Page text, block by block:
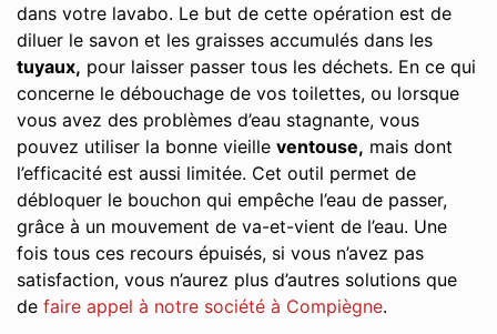
dans votre lavabo. Le but de cette opération est de
diluer le savon et les graisses accumulés dans les
tuyaux, pour laisser passer tous les déchets. En ce qui
concerne le débouchage de vos toilettes, ou lorsque
vous avez des problèmes d’eau stagnante, vous
pouvez utiliser la bonne vieille ventouse, mais dont
l’efficacité est aussi limitée. Cet outil permet de
débloquer le bouchon qui empêche l’eau de passer,
grâce à un mouvement de va-et-vient de l’eau. Une
fois tous ces recours épuisés, si vous n’avez pas
satisfaction, vous n’aurez plus d’autres solutions que
de faire appel à notre société à Compiègne.